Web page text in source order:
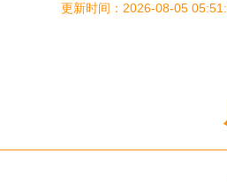
解决方案的领航者
更新时间：2026-08-05